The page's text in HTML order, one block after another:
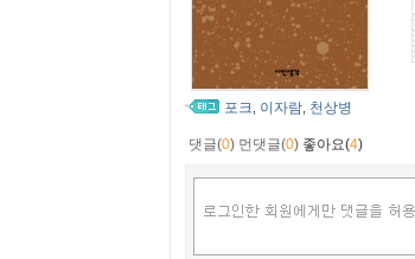
포크, 이자람, 천상병
댓글(0) 먼댓글(0) 좋아요(4)